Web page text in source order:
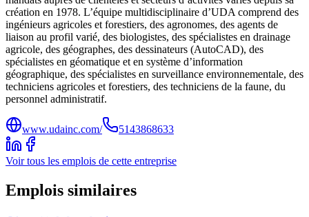
création en 1978. L’équipe multidisciplinaire d’UDA comprend des
ingénieurs agricoles et forestiers, des agronomes, des agents de
liaison au profil varié, des biologistes, des spécialistes en drainage
agricole, des géographes, des dessinateurs (AutoCAD), des
spécialistes en géomatique et en système d’information
géographique, des spécialistes en surveillance environnementale, des
techniciens agricoles et forestiers, des techniciens de la faune, du
personnel administratif.
www.udainc.com/ 5143868633
Voir tous les emplois de cette entreprise
Emplois similaires